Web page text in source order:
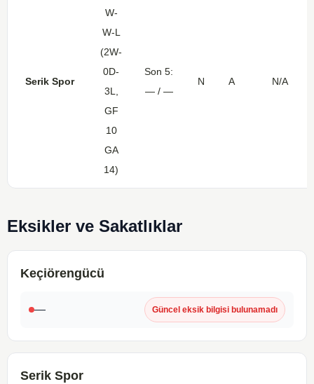
Serik Spor
W-
W-L
(2W-
0D-
3L,
GF
10
GA
14)
Son 5:
— / —
N A N/A
Eksikler ve Sakatlıklar
Keçiörengücü
— Güncel eksik bilgisi bulunamadı
Serik Spor